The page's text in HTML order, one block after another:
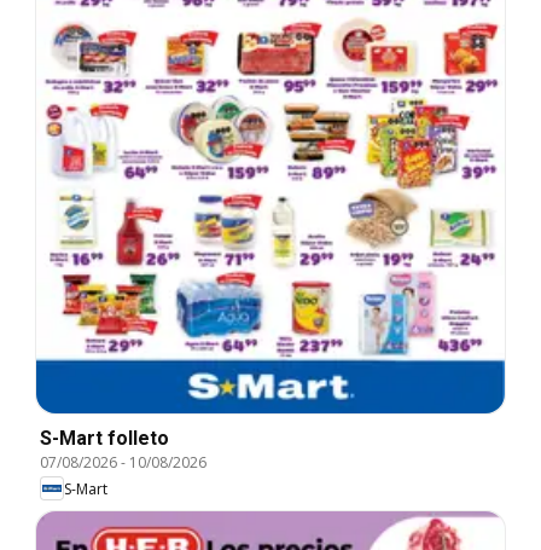
S-Mart folleto
07/08/2026- 10/08/2026
S-Mart